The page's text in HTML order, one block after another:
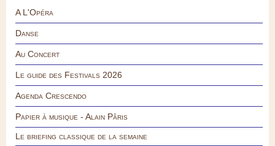
A L'Opéra
Danse
Au Concert
Le guide des Festivals 2026
Agenda Crescendo
Papier à musique - Alain Pâris
Le briefing classique de la semaine